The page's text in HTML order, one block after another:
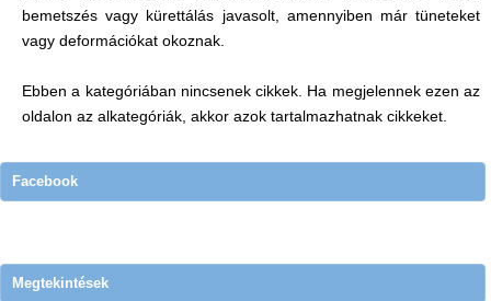
bemetszés vagy kürettálás javasolt, amennyiben már tüneteket
vagy deformációkat okoznak.
Ebben a kategóriában nincsenek cikkek. Ha megjelennek ezen az
oldalon az alkategóriák, akkor azok tartalmazhatnak cikkeket.
Facebook
Megtekintések